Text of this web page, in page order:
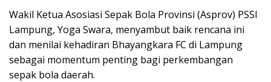
Wakil Ketua Asosiasi Sepak Bola Provinsi (Asprov) PSSI
Lampung, Yoga Swara, menyambut baik rencana ini
dan menilai kehadiran Bhayangkara FC di Lampung
sebagai momentum penting bagi perkembangan
sepak bola daerah.